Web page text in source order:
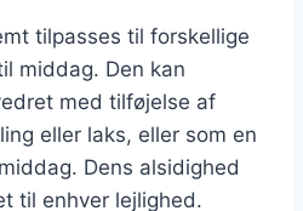
tilpasses til forskellige
middag. Den kan
med tilføjelse af
eller laks, eller som en
Dens alsidighed
til enhver lejlighed.